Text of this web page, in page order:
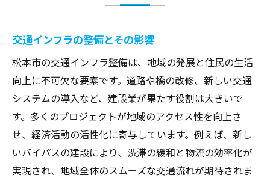
交通インフラの整備とその影響
松本市の交通インフラ整備は、地域の発展と住民の生活
向上に不可欠な要素です。道路や橋の改修、新しい交通
システムの導入など、建設業が果たす役割は大きいで
す。多くのプロジェクトが地域のアクセス性を向上さ
せ、経済活動の活性化に寄与しています。例えば、新し
いバイパスの建設により、渋滞の緩和と物流の効率化が
実現され、地域全体のスムーズな交通流れが期待されま